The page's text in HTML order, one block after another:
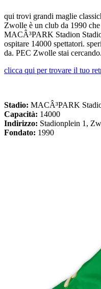
qui trovi grandi maglie
Zwolle è un club da 1990
MACÂ³PARK Stadion
ospitare 14000 spettatori.
da. PEC Zwolle stai cercando.
clicca qui per trovare il tuo
Stadio: MACÂ³PARK
Capacità: 14000
Indirizzo: Stadionplein 1,
Fondato: 1990